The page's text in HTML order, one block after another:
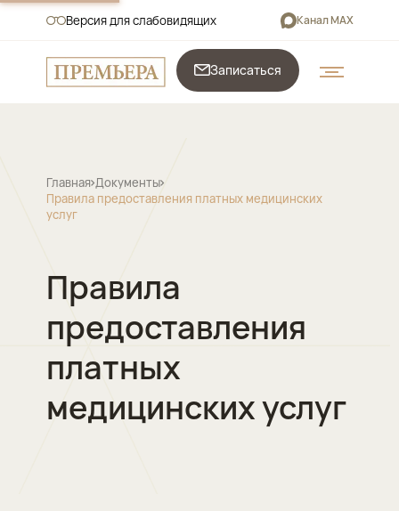
Версия для слабовидящих Канал MAX
Записаться
Главная Документы
Правила предоставления платных медицинских
услуг
Правила
предоставления
платных
медицинских услуг